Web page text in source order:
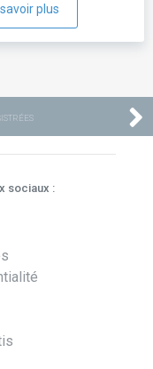
savoir plus
sociaux :